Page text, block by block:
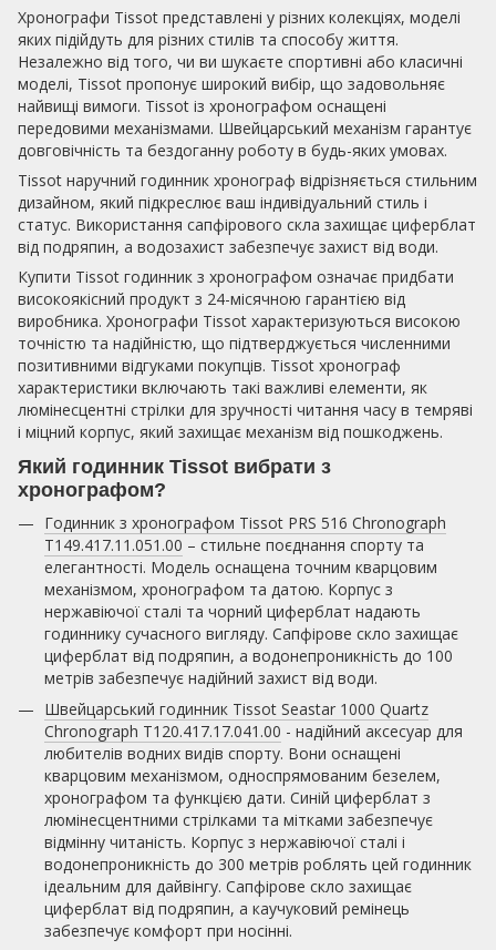
Хронографи Tissot представлені у різних колекціях, моделі
яких підійдуть для різних стилів та способу життя.
Незалежно від того, чи ви шукаєте спортивні або класичні
моделі, Tissot пропонує широкий вибір, що задовольняє
найвищі вимоги. Tissot із хронографом оснащені
передовими механізмами. Швейцарський механізм гарантує
довговічність та бездоганну роботу в будь-яких умовах.
Tissot наручний годинник хронограф відрізняється стильним
дизайном, який підкреслює ваш індивідуальний стиль і
статус. Використання сапфірового скла захищає циферблат
від подряпин, а водозахист забезпечує захист від води.
Купити Tissot годинник з хронографом означає придбати
високоякісний продукт з 24-місячною гарантією від
виробника. Хронографи Tissot характеризуються високою
точністю та надійністю, що підтверджується численними
позитивними відгуками покупців. Tissot хронограф
характеристики включають такі важливі елементи, як
люмінесцентні стрілки для зручності читання часу в темряві
і міцний корпус, який захищає механізм від пошкоджень.
Який годинник Tissot вибрати з
хронографом?
Годинник з хронографом Tissot PRS 516 Chronograph
T149.417.11.051.00 – стильне поєднання спорту та
елегантності. Модель оснащена точним кварцовим
механізмом, хронографом та датою. Корпус з
нержавіючої сталі та чорний циферблат надають
годиннику сучасного вигляду. Сапфірове скло захищає
циферблат від подряпин, а водонепроникність до 100
метрів забезпечує надійний захист від води.
Швейцарський годинник Tissot Seastar 1000 Quartz
Chronograph T120.417.17.041.00 - надійний аксесуар для
любителів водних видів спорту. Вони оснащені
кварцовим механізмом, односпрямованим безелем,
хронографом та функцією дати. Синій циферблат з
люмінесцентними стрілками та мітками забезпечує
відмінну читаність. Корпус з нержавіючої сталі і
водонепроникність до 300 метрів роблять цей годинник
ідеальним для дайвінгу. Сапфірове скло захищає
циферблат від подряпин, а каучуковий ремінець
забезпечує комфорт при носінні.